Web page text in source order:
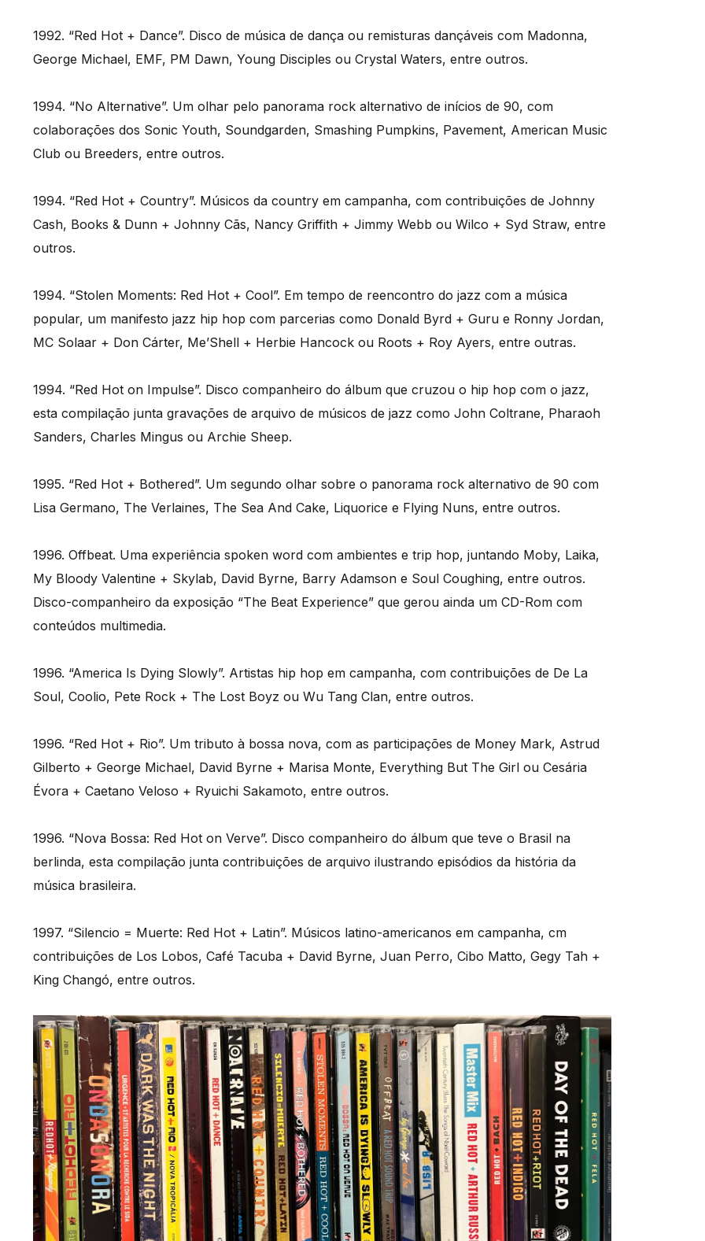
1992. “Red Hot + Dance”. Disco de música de dança ou remisturas dançáveis com Madonna,
George Michael, EMF, PM Dawn, Young Disciples ou Crystal Waters, entre outros.
1994. “No Alternative”. Um olhar pelo panorama rock alternativo de inícios de 90, com
colaborações dos Sonic Youth, Soundgarden, Smashing Pumpkins, Pavement, American Music
Club ou Breeders, entre outros.
1994. “Red Hot + Country”. Músicos da country em campanha, com contribuições de Johnny
Cash, Books & Dunn + Johnny Cãs, Nancy Griffith + Jimmy Webb ou Wilco + Syd Straw, entre
outros.
1994. “Stolen Moments: Red Hot + Cool”. Em tempo de reencontro do jazz com a música
popular, um manifesto jazz hip hop com parcerias como Donald Byrd + Guru e Ronny Jordan,
MC Solaar + Don Cárter, Me’Shell + Herbie Hancock ou Roots + Roy Ayers, entre outras.
1994. “Red Hot on Impulse”. Disco companheiro do álbum que cruzou o hip hop com o jazz,
esta compilação junta gravações de arquivo de músicos de jazz como John Coltrane, Pharaoh
Sanders, Charles Mingus ou Archie Sheep.
1995. “Red Hot + Bothered”. Um segundo olhar sobre o panorama rock alternativo de 90 com
Lisa Germano, The Verlaines, The Sea And Cake, Liquorice e Flying Nuns, entre outros.
1996. Offbeat. Uma experiência spoken word com ambientes e trip hop, juntando Moby, Laika,
My Bloody Valentine + Skylab, David Byrne, Barry Adamson e Soul Coughing, entre outros.
Disco-companheiro da exposição “The Beat Experience” que gerou ainda um CD-Rom com
conteúdos multimedia.
1996. “America Is Dying Slowly”. Artistas hip hop em campanha, com contribuições de De La
Soul, Coolio, Pete Rock + The Lost Boyz ou Wu Tang Clan, entre outros.
1996. “Red Hot + Rio”. Um tributo à bossa nova, com as participações de Money Mark, Astrud
Gilberto + George Michael, David Byrne + Marisa Monte, Everything But The Girl ou Cesária
Évora + Caetano Veloso + Ryuichi Sakamoto, entre outros.
1996. “Nova Bossa: Red Hot on Verve”. Disco companheiro do álbum que teve o Brasil na
berlinda, esta compilação junta contribuições de arquivo ilustrando episódios da história da
música brasileira.
1997. “Silencio = Muerte: Red Hot + Latin”. Músicos latino-americanos em campanha, cm
contribuições de Los Lobos, Café Tacuba + David Byrne, Juan Perro, Cibo Matto, Gegy Tah +
King Changó, entre outros.